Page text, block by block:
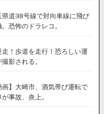
県道38号線で対向車線に飛び
恐怖のドラレコ。
走！歩道を走行！恐ろしい運
影される。
画】大崎市、酒気帯び運転で
事故、炎上。